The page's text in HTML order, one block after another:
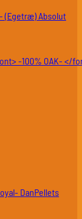
Absolut
DanPellets